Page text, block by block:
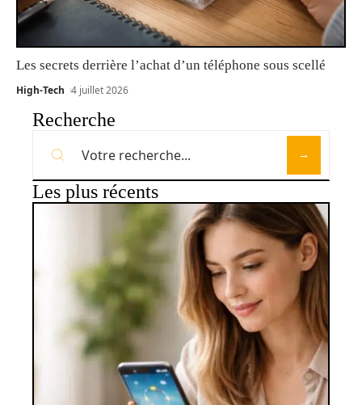
Les secrets derrière l’achat d’un téléphone sous scellé
High-Tech 4 juillet 2026
Recherche
Les plus récents